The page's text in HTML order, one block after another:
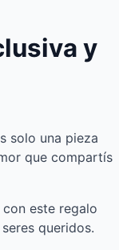
y
solo una pieza
que compartís
este regalo
queridos.